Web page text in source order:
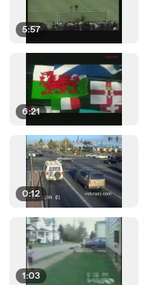
5:57
6:21
0:12
1:03